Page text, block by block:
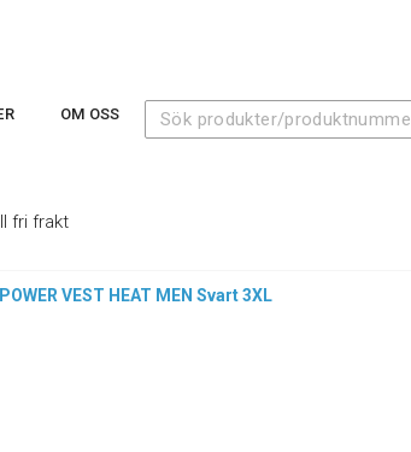
OM OSS
fri frakt
VEST HEAT MEN Svart 3XL